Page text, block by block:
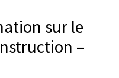
sur le
–